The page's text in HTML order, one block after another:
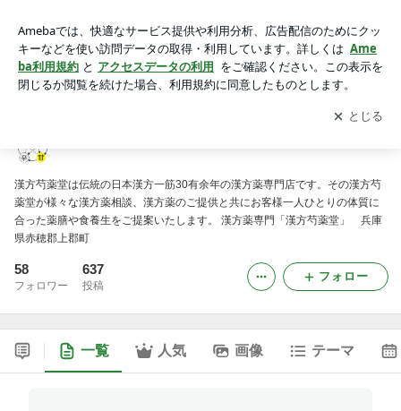
アプリをダウンロードして ブログの更新通知
を受け取りまし
ょう。
開く
漢方芍薬堂は伝統の日本漢方一筋30有余年の漢方薬専門店です。その漢方芍
薬堂が様々な漢方薬相談、漢方薬のご提供と共にお客様一人ひとりの体質に
合った薬膳や食養生をご提案いたします。 漢方薬専門「漢方芍薬堂」 兵庫
県赤穂郡上郡町
58
フォロワー
637
投稿
フォロー
一覧 人気 画像 テーマ